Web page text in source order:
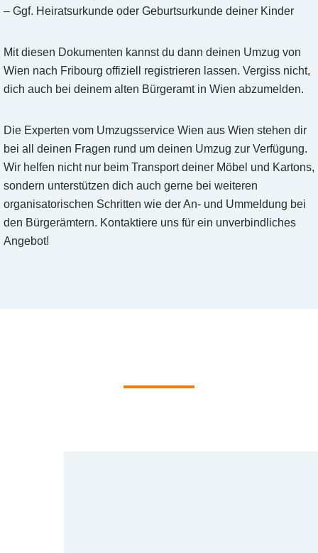
– Ggf. Heiratsurkunde oder Geburtsurkunde deiner Kinder
Mit diesen Dokumenten kannst du dann deinen Umzug von
Wien nach Fribourg offiziell registrieren lassen. Vergiss nicht,
dich auch bei deinem alten Bürgeramt in Wien abzumelden.
Die Experten vom Umzugsservice Wien aus Wien stehen dir
bei all deinen Fragen rund um deinen Umzug zur Verfügung.
Wir helfen nicht nur beim Transport deiner Möbel und Kartons,
sondern unterstützen dich auch gerne bei weiteren
organisatorischen Schritten wie der An- und Ummeldung bei
den Bürgerämtern. Kontaktiere uns für ein unverbindliches
Angebot!